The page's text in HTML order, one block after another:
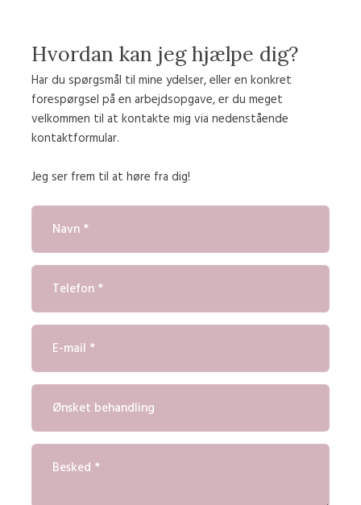
Hvordan kan jeg hjælpe dig?
Har du spørgsmål til mine ydelser, eller en konkret
forespørgsel på en arbejdsopgave, er du meget
velkommen til at kontakte mig via nedenstående
kontaktformular.
Jeg ser frem til at høre fra dig!